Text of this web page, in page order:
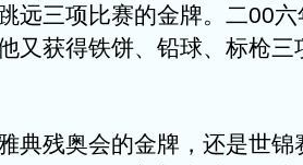
远三项比赛的金牌。二00
又获得铁饼、铅球、标枪三
残奥会的金牌，还是世锦